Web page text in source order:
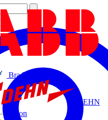
Brady
DEHN
Eaton